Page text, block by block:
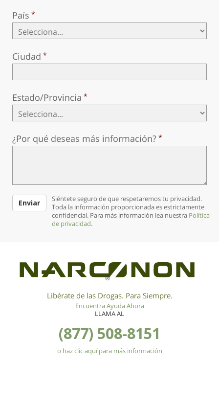
País
Ciudad
Estado/Provincia
¿Por qué deseas más información?
Enviar
Siéntete seguro de que respetaremos tu privacidad.
Toda la información proporcionada es estrictamente
confidencial. Para más información lea nuestra Política
de privacidad.
®
Libérate de las Drogas. Para Siempre.
Encuentra Ayuda Ahora
LLAMA AL
(877) 508-8151
o haz clic aquí para más información